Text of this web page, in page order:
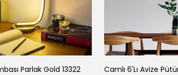
Parlak Gold 13322